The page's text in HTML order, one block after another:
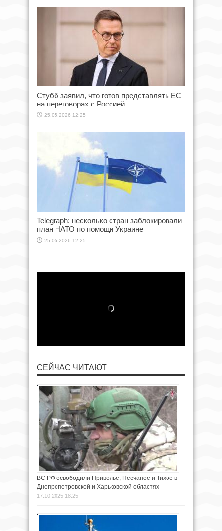
Стубб заявил, что готов представлять ЕС
на переговорах с Россией
25.05.2026 12:25
Telegraph: несколько стран заблокировали
план НАТО по помощи Украине
25.05.2026 12:25
СЕЙЧАС ЧИТАЮТ
ВС РФ освободили Приволье, Песчаное и Тихое в
Днепропетровской и Харьковской областях
17.10.2025 18:25